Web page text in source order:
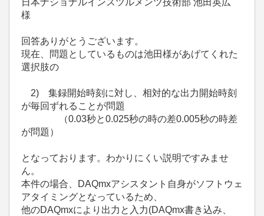
日本ナショナルインスツルメンツ技術部 池田英広
様
回答ありがとうございます。
現在、問題としているものは池田様があげてくれた
選択肢の
2) 集録開始時刻に対し、相対的な出力開始時刻
が毎回ずれることが問題
（0.03秒と0.025秒の時の差0.005秒の時差
が問題）
となっております。わかりにくい説明ですみませ
ん。
本件の場合、DAQmxアシスタント自身がソフトウェ
アタイミングとなっているため、
他のDAQmxにより出力と入力(DAQmx書き込み、